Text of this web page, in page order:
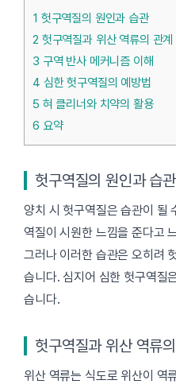
1 헛구역질의 원인과 습관
2 헛구역질과 위산 역류의 관계
3 구역 반사 메커니즘 이해
4 심한 헛구역질의 예방법
5 혀 클리너와 치약의 활용
6 요약
헛구역질의 원인과 습관
양치 시 헛구역질은 습관이 될
역질이 시원한 느낌을 준다고
그러나 이러한 습관은 오히려
습니다. 심지어 심한 헛구역질
습니다.
헛구역질과 위산 역류
위산 역류는 식도로 위산이 역